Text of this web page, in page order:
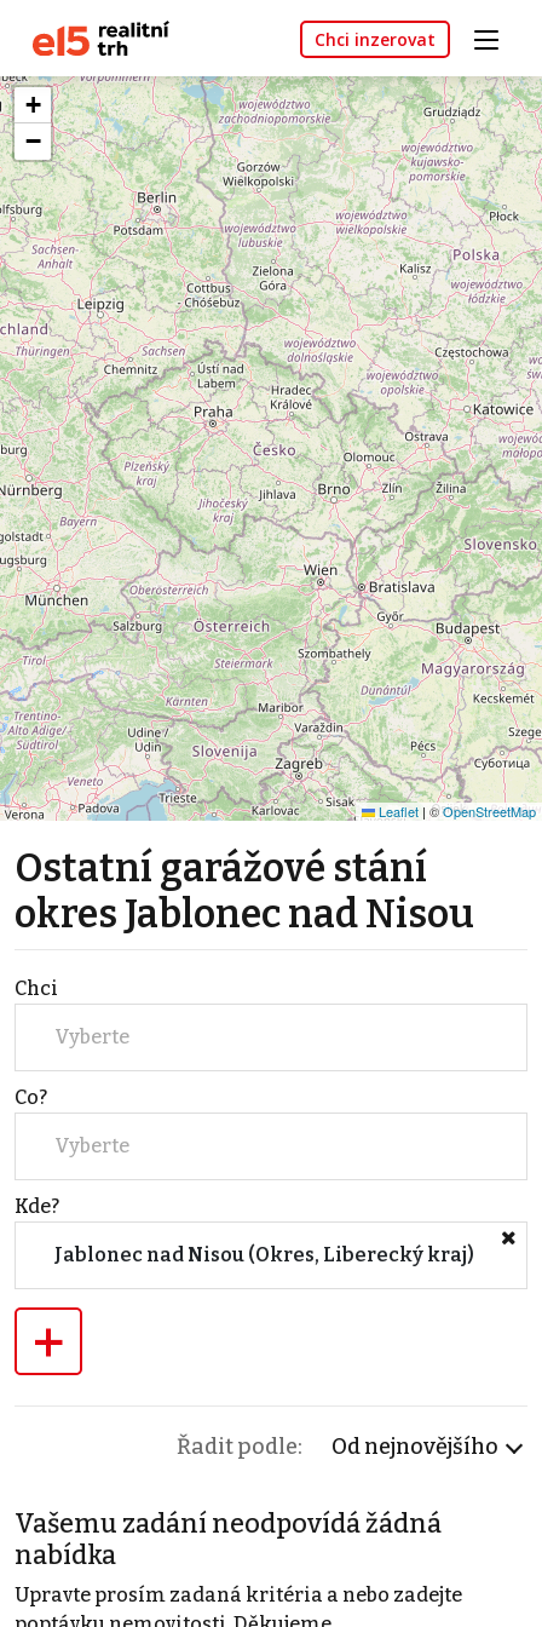
Chci inzerovat
+
−
Leaflet | ©OpenStreetMap
Ostatní garážové stání
okres Jablonec nad Nisou
Chci
Vyberte
Co?
Vyberte
Kde?
Jablonec nad Nisou (Okres, Liberecký kraj)
+
Řadit podle: Od nejnovějšího
Vašemu zadání neodpovídá žádná
nabídka
Upravte prosím zadaná kritéria a nebo zadejte